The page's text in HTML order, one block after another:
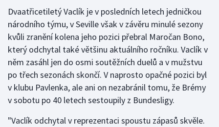
Dvaatřicetiletý Vaclík je v posledních letech jedničkou
národního týmu, v Seville však v závěru minulé sezony
kvůli zranění kolena jeho pozici přebral Maročan Bono,
který odchytal také většinu aktuálního ročníku. Vaclík v
něm zasáhl jen do osmi soutěžních duelů a v mužstvu
po třech sezonách skončí. V naprosto opačné pozici byl
v klubu Pavlenka, ale ani on nezabránil tomu, že Brémy
v sobotu po 40 letech sestoupily z Bundesligy.
"Vaclík odchytal v reprezentaci spoustu zápasů skvěle.